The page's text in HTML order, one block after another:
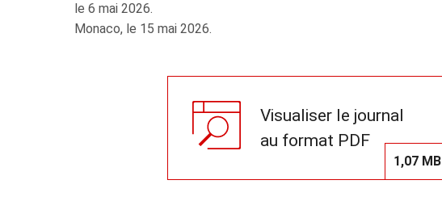
le 6 mai 2026.
Monaco, le 15 mai 2026.
Visualiser le journal
au format PDF
1,07 MB